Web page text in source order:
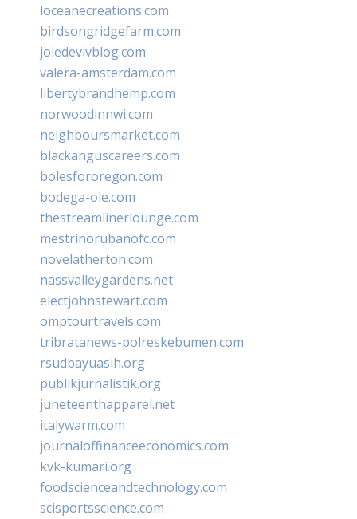
loceanecreations.com
birdsongridgefarm.com
joiedevivblog.com
valera-amsterdam.com
libertybrandhemp.com
norwoodinnwi.com
neighboursmarket.com
blackanguscareers.com
bolesfororegon.com
bodega-ole.com
thestreamlinerlounge.com
mestrinorubanofc.com
novelatherton.com
nassvalleygardens.net
electjohnstewart.com
omptourtravels.com
tribratanews-polreskebumen.com
rsudbayuasih.org
publikjurnalistik.org
juneteenthapparel.net
italywarm.com
journaloffinanceeconomics.com
kvk-kumari.org
foodscienceandtechnology.com
scisportsscience.com